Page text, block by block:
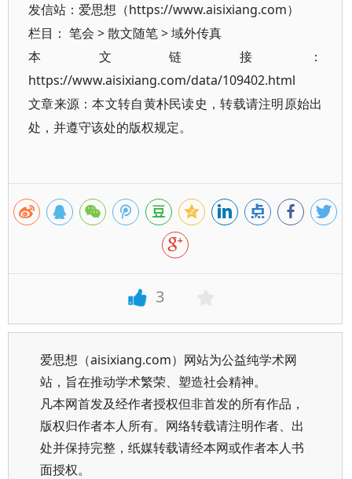
发信站：爱思想（https://www.aisixiang.com）
栏目： 笔会 >散文随笔>域外传真
本文链接：
https://www.aisixiang.com/data/109402.html
文章来源：本文转自黄朴民读史，转载请注明原始出
处，并遵守该处的版权规定。
3
爱思想（aisixiang.com）网站为公益纯学术网
站，旨在推动学术繁荣、塑造社会精神。
凡本网首发及经作者授权但非首发的所有作品，
版权归作者本人所有。网络转载请注明作者、出
处并保持完整，纸媒转载请经本网或作者本人书
面授权。